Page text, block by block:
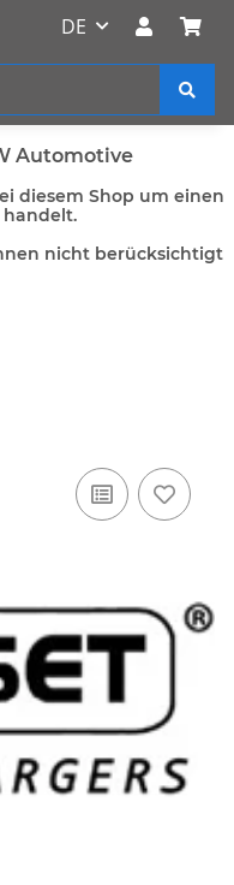
DE
Automotive
diesem Shop um einen
handelt.
nicht berücksichtigt